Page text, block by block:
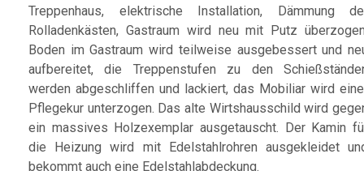
Treppenhaus, elektrische Installation, Dämmung
Rolladenkästen, Gastraum wird neu mit Putz
Boden im Gastraum wird teilweise ausgebessert und
aufbereitet, die Treppenstufen zu den
werden abgeschliffen und lackiert, das Mobiliar wird
Pflegekur unterzogen. Das alte Wirtshausschild wird
ein massives Holzexemplar ausgetauscht. Der Kamin
die Heizung wird mit Edelstahlrohren ausgekleidet
bekommt auch eine Edelstahlabdeckung.